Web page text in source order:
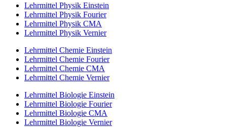
Lehrmittel Physik Einstein
Lehrmittel Physik Fourier
Lehrmittel Physik CMA
Lehrmittel Physik Vernier
Lehrmittel Chemie Einstein
Lehrmittel Chemie Fourier
Lehrmittel Chemie CMA
Lehrmittel Chemie Vernier
Lehrmittel Biologie Einstein
Lehrmittel Biologie Fourier
Lehrmittel Biologie CMA
Lehrmittel Biologie Vernier